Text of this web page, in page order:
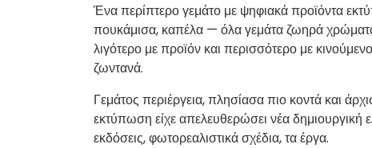
Ένα περίπτερο γεμάτο με ψηφιακά προϊόντα
πουκάμισα, καπέλα — όλα γεμάτα ζωηρά
λιγότερο με προϊόν και περισσότερο με
ζωντανά.
Γεμάτος περιέργεια, πλησίασα πιο κοντά και
εκτύπωση είχε απελευθερώσει νέα δημιουργική
εκδόσεις, φωτορεαλιστικά σχέδια, τα έργα.